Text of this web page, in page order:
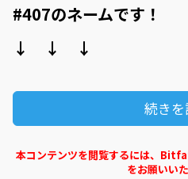
#407のネームです！
↓ ↓ ↓
続き
本コンテンツを閲覧するには、
をお願いいた